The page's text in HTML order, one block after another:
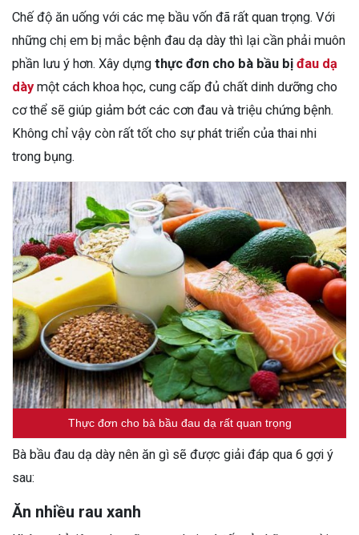
Chế độ ăn uống với các mẹ bầu vốn đã rất quan trọng. Với
những chị em bị mắc bệnh đau dạ dày thì lại cần phải muôn
phần lưu ý hơn. Xây dựng thực đơn cho bà bầu bị đau dạ
dàymột cách khoa học, cung cấp đủ chất dinh dưỡng cho
cơ thể sẽ giúp giảm bớt các cơn đau và triệu chứng bệnh.
Không chỉ vậy còn rất tốt cho sự phát triển của thai nhi
trong bụng.
Thực đơn cho bà bầu đau dạ rất quan trọng
Bà bầu đau dạ dày nên ăn gì sẽ được giải đáp qua 6 gợi ý
sau:
Ăn nhiều rau xanh